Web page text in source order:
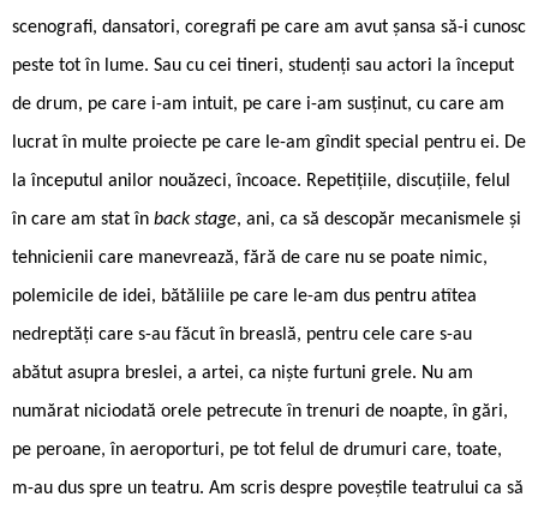
scenografi, dansatori, coregrafi pe care am avut șansa să-i cunosc
peste tot în lume. Sau cu cei tineri, studenți sau actori la început
de drum, pe care i-am intuit, pe care i-am susținut, cu care am
lucrat în multe proiecte pe care le-am gîndit special pentru ei. De
la începutul anilor nouăzeci, încoace. Repetițiile, discuțiile, felul
în care am stat în back stage, ani, ca să descopăr mecanismele și
tehnicienii care manevrează, fără de care nu se poate nimic,
polemicile de idei, bătăliile pe care le-am dus pentru atîtea
nedreptăți care s-au făcut în breaslă, pentru cele care s-au
abătut asupra breslei, a artei, ca niște furtuni grele. Nu am
numărat niciodată orele petrecute în trenuri de noapte, în gări,
pe peroane, în aeroporturi, pe tot felul de drumuri care, toate,
m-au dus spre un teatru. Am scris despre poveștile teatrului ca să